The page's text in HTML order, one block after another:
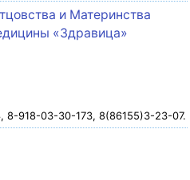
и Материнства
«Здравица»
8-918-03-30-173, 8(86155)3-23-07.